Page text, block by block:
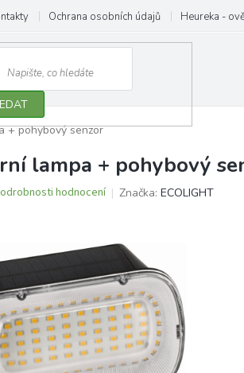
Ochrana osobních údajů Heureka -
+ pohybový senzor
lampa + pohybový
hodnocení Značka: ECOLIGHT